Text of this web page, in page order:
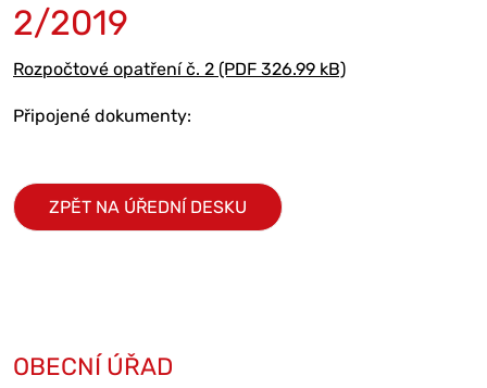
2/2019
Rozpočtové opatření č. 2 (PDF 326.99 kB)
Připojené dokumenty:
ZPĚT NA ÚŘEDNÍ DESKU
OBECNÍ ÚŘAD